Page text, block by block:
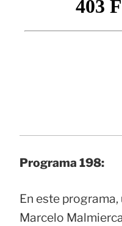
Programa 198:
En este
Marcelo